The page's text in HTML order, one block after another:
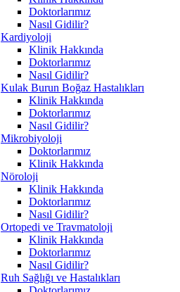
Doktorlarımız
Nasıl Gidilir?
Kardiyoloji
Klinik Hakkında
Doktorlarımız
Nasıl Gidilir?
Kulak Burun Boğaz Hastalıkları
Klinik Hakkında
Doktorlarımız
Nasıl Gidilir?
Mikrobiyoloji
Doktorlarımız
Klinik Hakkında
Nöroloji
Klinik Hakkında
Doktorlarımız
Nasıl Gidilir?
Ortopedi ve Travmatoloji
Klinik Hakkında
Doktorlarımız
Nasıl Gidilir?
Ruh Sağlığı ve Hastalıkları